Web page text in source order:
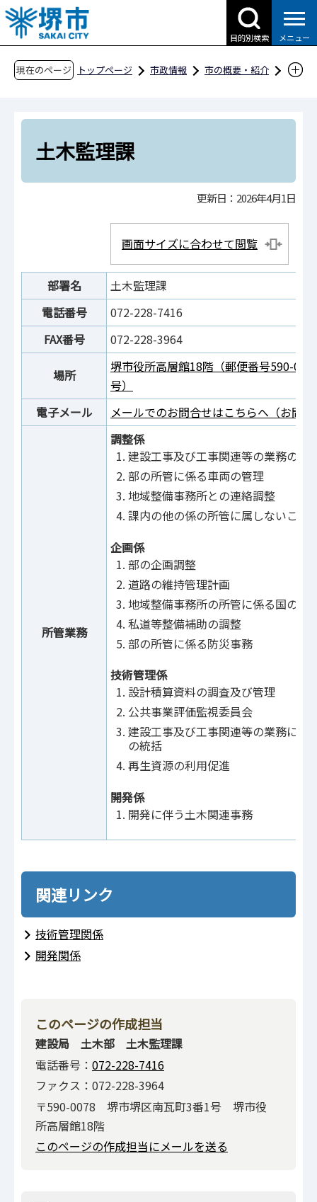
こ
の
ペ
目的別検索 メニュー
現在のページ トップページ 市政情報
市の概要・紹介
土木部
土木監理課
土木監理課
更新日：2026年4月1日
画面サイズに合わせて閲覧
部署名
土木監理課
電話番号
072-228-7416
FAX番号
072-228-3964
場所
堺市役所高層館18階（郵便番号590-
号）
電子メール
メールでのお問合せはこちらへ（お問
所管業務
調整係
建設工事及び工事関連等の業務の調
部の所管に係る車両の管理
地域整備事務所との連絡調整
課内の他の係の所管に属しないこと
企画係
部の企画調整
道路の維持管理計画
地域整備事務所の所管に係る国の補
私道等整備補助の調整
部の所管に係る防災事務
技術管理係
設計積算資料の調査及び管理
公共事業評価監視委員会
建設工事及び工事関連等の業務に係
の統括
再生資源の利用促進
開発係
開発に伴う土木関連事務
関連リンク
技術管理関係
開発関係
このページの作成担当
建設局 土木部 土木監理課
電話番号： 072-228-7416
ファクス：072-228-3964
〒590-0078 堺市堺区南瓦町3番1号 堺市役
所高層館18階
このページの作成担当にメールを送る